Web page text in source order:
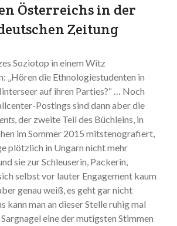
Österreichs in der
Zeitung
Soziotop in einem Witz
„Hören die Ethnologiestudenten in
auf ihren Parties?“ … Noch
Postings sind dann aber die
, der zweite Teil des Büchleins, in
im Sommer 2015 mitstenografiert,
plötzlich in Ungarn nicht mehr
sie zur Schleuserin, Packerin,
selbst vor lauter Engagement kaum
genau weiß, es geht gar nicht
kann man an dieser Stelle ruhig mal
eine der mutigsten Stimmen